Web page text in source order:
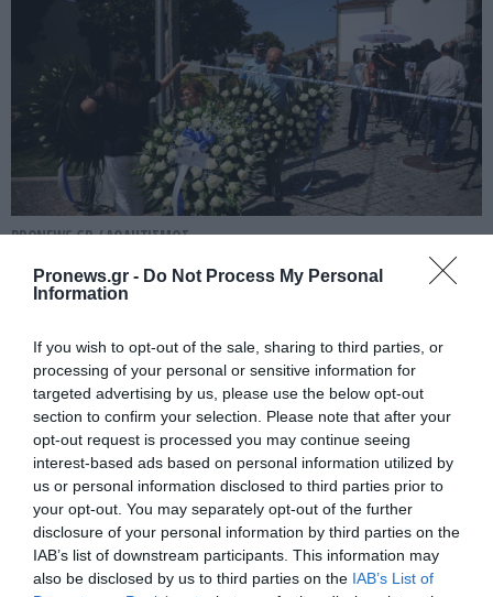
Pronews.gr - Do Not Process My Personal
Information
If you wish to opt-out of the sale, sharing to third parties, or
processing of your personal or sensitive information for
targeted advertising by us, please use the below opt-out
section to confirm your selection. Please note that after your
opt-out request is processed you may continue seeing
interest-based ads based on personal information utilized by
us or personal information disclosed to third parties prior to
your opt-out. You may separately opt-out of the further
disclosure of your personal information by third parties on the
IAB’s list of downstream participants. This information may
also be disclosed by us to third parties on the IAB’s List of
PRONEWS.GR /ΑΘΛΗΤΙΣΜΟΣ
Θρήνος για τον Ζότα: Τραγικές
φιγούρες οι γονείς και η γυναίκα του
04.07.2025 | 19:22